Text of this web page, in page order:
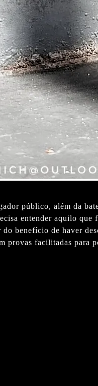
público, além da
entender aquilo
benefício de haver
facilitadas para